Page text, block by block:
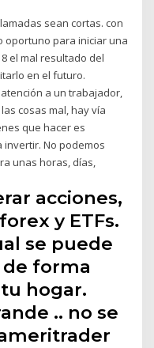
sean cortas. con
oportuno para iniciar una
el mal resultado del
en el futuro.
a un trabajador,
cosas mal, hay vía
que hacer es
No podemos
unas horas, días,
acciones,
y ETFs.
se puede
de forma
hogar.
.. no se